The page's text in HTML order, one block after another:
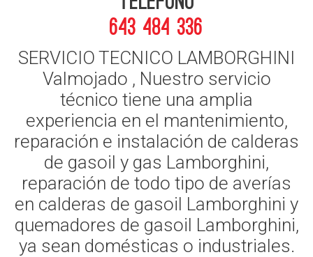
643 484 336
SERVICIO TECNICO LAMBORGHINI
Valmojado , Nuestro servicio
técnico tiene una amplia
experiencia en el mantenimiento,
reparación e instalación de calderas
de gasoil y gas Lamborghini,
reparación de todo tipo de averías
en calderas de gasoil Lamborghini y
quemadores de gasoil Lamborghini,
ya sean domésticas o industriales.